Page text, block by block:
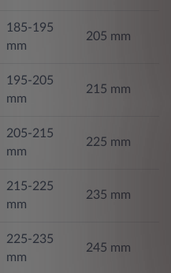
185-195
mm
205 mm
195-205
mm
215 mm
205-215
mm
225 mm
215-225
mm
235 mm
225-235
mm
245 mm